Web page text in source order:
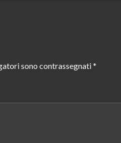
sono contrassegnati*